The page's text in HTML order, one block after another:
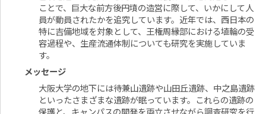
ことで、巨大な前方後円墳の造営に際して、いかにして人
員が動員されたかを追究しています。近年では、西日本の
特に吉備地域を対象として、王権周縁部における埴輪の受
容過程や、生産流通体制についても研究を実施していま
す。
メッセージ
大阪大学の地下には待兼山遺跡や山田丘遺跡、中之島遺跡
といったさまざまな遺跡が眠っています。これらの遺跡の
保護と、キャンパスの開発を両立させながら調査研究を行